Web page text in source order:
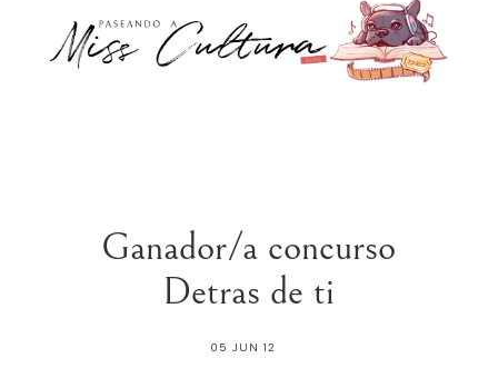
Ganador/a concurso
Detras de ti
05 JUN 12